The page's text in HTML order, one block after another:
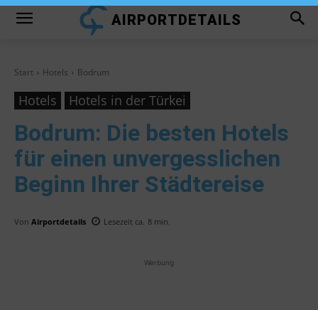
AIRPORTDETAILS
Start Hotels Bodrum
Hotels Hotels in der Türkei
Bodrum: Die besten Hotels
für einen unvergesslichen
Beginn Ihrer Städtereise
Von Airportdetails Lesezeit ca. 8 min.
Werbung